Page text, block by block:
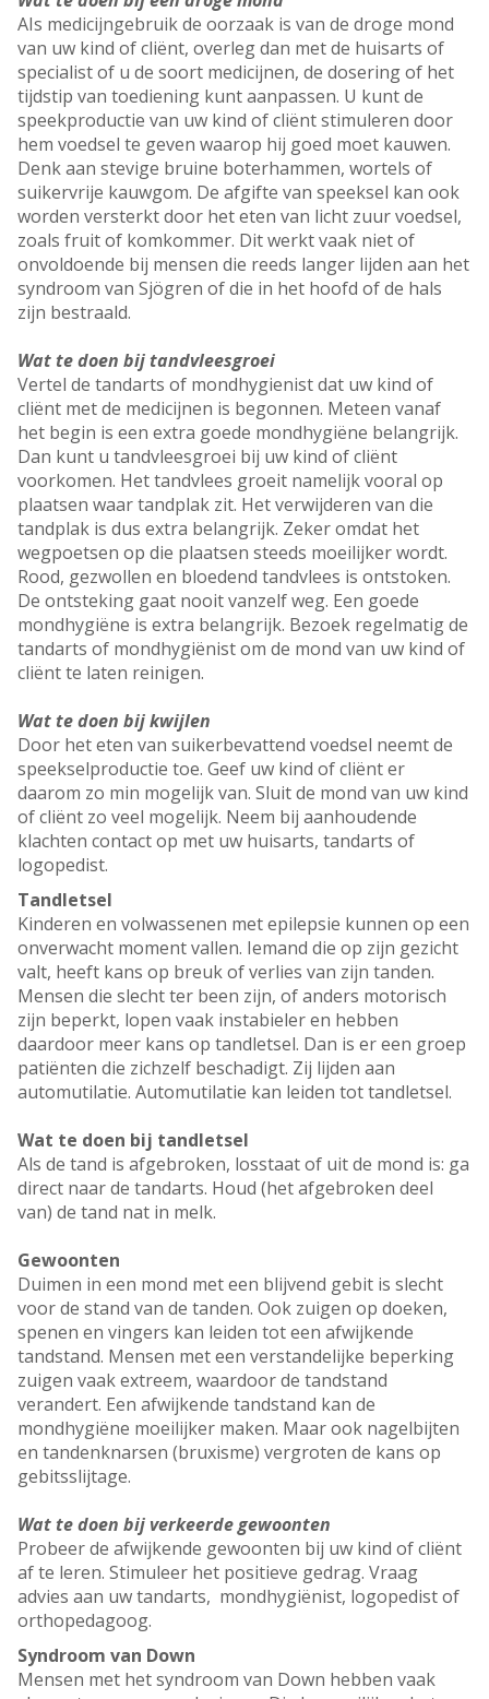
AIs medicijngebruik de oorzaak is van de droge mond
van uw kind of cliënt, overleg dan met de huisarts of
specialist of u de soort medicijnen, de dosering of het
tijdstip van toediening kunt aanpassen. U kunt de
speekproductie van uw kind of cliënt stimuleren door
hem voedsel te geven waarop hij goed moet kauwen.
Denk aan stevige bruine boterhammen, wortels of
suikervrije kauwgom. De afgifte van speeksel kan ook
worden versterkt door het eten van licht zuur voedsel,
zoals fruit of komkommer. Dit werkt vaak niet of
onvoldoende bij mensen die reeds langer lijden aan het
syndroom van Sjögren of die in het hoofd of de hals
zijn bestraald.
Wat te doen bij tandvleesgroei
Vertel de tandarts of mondhygienist dat uw kind of
cliënt met de medicijnen is begonnen. Meteen vanaf
het begin is een extra goede mondhygiëne belangrijk.
Dan kunt u tandvleesgroei bij uw kind of cliënt
voorkomen. Het tandvlees groeit namelijk vooral op
plaatsen waar tandplak zit. Het verwijderen van die
tandplak is dus extra belangrijk. Zeker omdat het
wegpoetsen op die plaatsen steeds moeilijker wordt.
Rood, gezwollen en bloedend tandvlees is ontstoken.
De ontsteking gaat nooit vanzelf weg. Een goede
mondhygiëne is extra belangrijk. Bezoek regelmatig de
tandarts of mondhygiënist om de mond van uw kind of
cliënt te laten reinigen.
Wat te doen bij kwijlen
Door het eten van suikerbevattend voedsel neemt de
speekselproductie toe. Geef uw kind of cliënt er
daarom zo min mogelijk van. Sluit de mond van uw kind
of cliënt zo veel mogelijk. Neem bij aanhoudende
klachten contact op met uw huisarts, tandarts of
logopedist.
Tandletsel
Kinderen en volwassenen met epilepsie kunnen op een
onverwacht moment vallen. Iemand die op zijn gezicht
valt, heeft kans op breuk of verlies van zijn tanden.
Mensen die slecht ter been zijn, of anders motorisch
zijn beperkt, lopen vaak instabieler en hebben
daardoor meer kans op tandletsel. Dan is er een groep
patiënten die zichzelf beschadigt. Zij lijden aan
automutilatie. Automutilatie kan leiden tot tandletsel.
Wat te doen bij tandletsel
Als de tand is afgebroken, losstaat of uit de mond is: ga
direct naar de tandarts. Houd (het afgebroken deel
van) de tand nat in melk.
Gewoonten
Duimen in een mond met een blijvend gebit is slecht
voor de stand van de tanden. Ook zuigen op doeken,
spenen en vingers kan leiden tot een afwijkende
tandstand. Mensen met een verstandelijke beperking
zuigen vaak extreem, waardoor de tandstand
verandert. Een afwijkende tandstand kan de
mondhygiëne moeilijker maken. Maar ook nagelbijten
en tandenknarsen (bruxisme) vergroten de kans op
gebitsslijtage.
Wat te doen bij verkeerde gewoonten
Probeer de afwijkende gewoonten bij uw kind of cliënt
af te leren. Stimuleer het positieve gedrag. Vraag
advies aan uw tandarts, mondhygiënist, logopedist of
orthopedagoog.
Syndroom van Down
Mensen met het syndroom van Down hebben vaak